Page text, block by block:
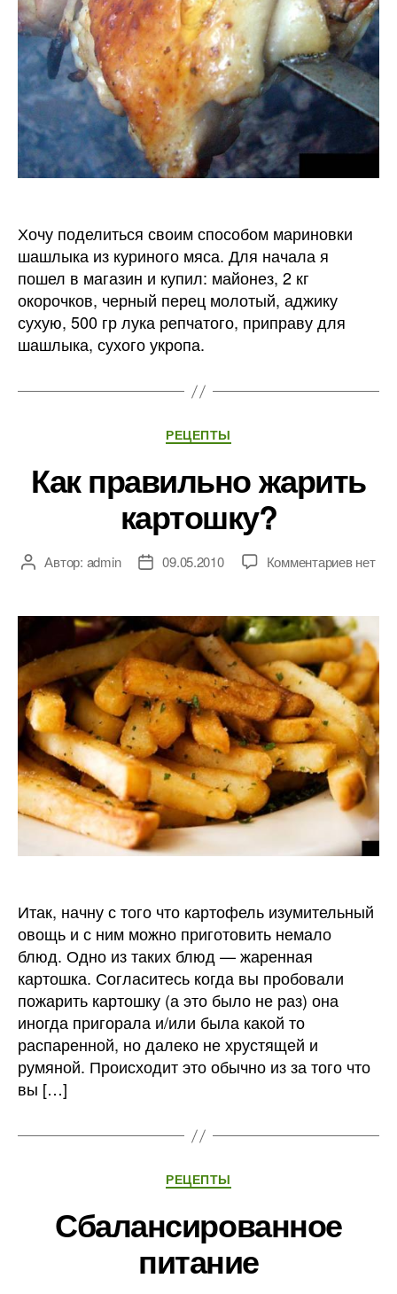
Хочу поделиться своим способом мариновки
шашлыка из куриного мяса. Для начала я
пошел в магазин и купил: майонез, 2 кг
окорочков, черный перец молотый, аджику
сухую, 500 гр лука репчатого, приправу для
шашлыка, сухого укропа.
Рубрики
РЕЦЕПТЫ
Как правильно жарить
картошку?
АвторАвтор: admin
Дата09.05.2010 Комментариевк
жарить
нет
Итак, начну с того что картофель изумительный
овощь и с ним можно приготовить немало
блюд. Одно из таких блюд — жаренная
картошка. Согласитесь когда вы пробовали
пожарить картошку (а это было не раз) она
иногда пригорала и/или была какой то
распаренной, но далеко не хрустящей и
румяной. Происходит это обычно из за того что
вы […]
Рубрики
РЕЦЕПТЫ
Сбалансированное
питание